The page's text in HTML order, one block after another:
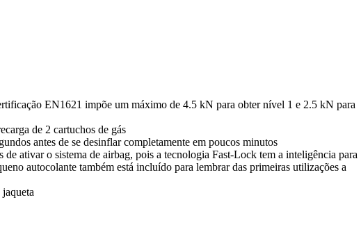
EN1621 impõe um máximo de 4.5 kN para obter nível 1 e 2.5 kN para
de 2 cartuchos de gás
antes de se desinflar completamente em poucos minutos
ativar o sistema de airbag, pois a tecnologia Fast-Lock tem a inteligência para
autocolante também está incluído para lembrar das primeiras utilizações a